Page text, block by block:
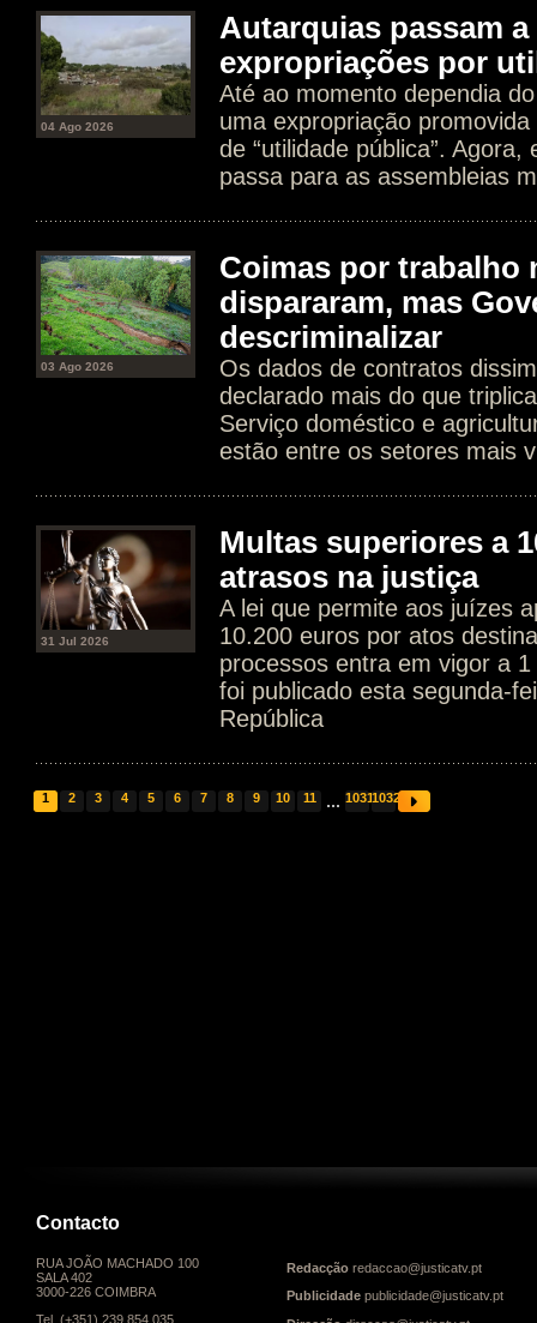
04 Ago 2026
Autarquias passam
expropriações por
Até ao momento dependia
uma expropriação
de “utilidade pública”. Agora,
passa para as assembleias
03 Ago 2026
Coimas por trabalho
dispararam, mas
descriminalizar
Os dados de contratos
declarado mais do que
Serviço doméstico e
estão entre os setores mais
31 Jul 2026
Multas superiores a
atrasos na justiça
A lei que permite aos juízes
10.200 euros por atos
processos entra em vigor a
foi publicado esta segunda-
República
1 2 3 4 5 6 7 8 9 10 11 ... 10311032
Contacto
RUA JOÃO MACHADO 100
SALA 402
3000-226 COIMBRA
Tel. (+351) 239 854 035
Redacção redaccao@justicatv.pt
Publicidade publicidade@justicatv.pt